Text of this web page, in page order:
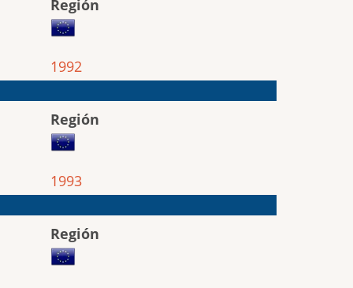
Región
1992
Región
1993
Región